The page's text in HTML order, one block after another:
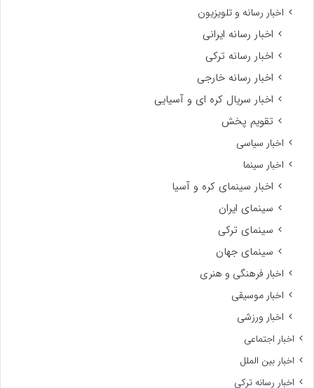
اخبار رسانه و تلویزیون
اخبار رسانه ایرانی
اخبار رسانه ترکی
اخبار رسانه خارجی
اخبار سریال کره ای و آسیایی
تقویم پخش
اخبار سیاسی
اخبار سینما
اخبار سینمای کره و آسیا
سینمای ایران
سینمای ترکی
سینمای جهان
اخبار فرهنگی و هنری
اخبار موسیقی
اخبار ورزشی
اخبار اجتماعی
اخبار بین الملل
اخبار رسانه ترکی